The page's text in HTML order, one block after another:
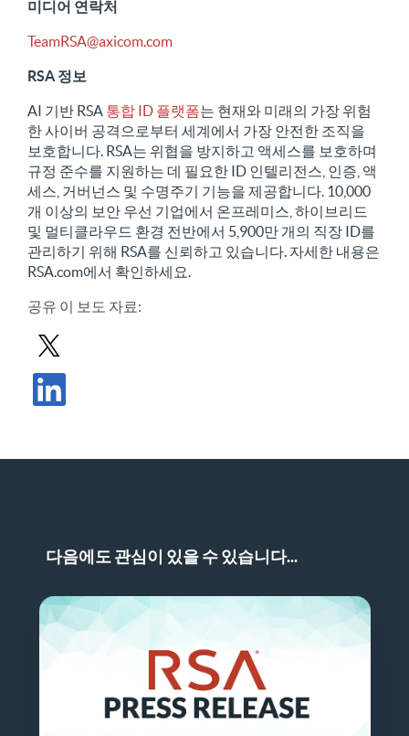
미디어 연락처
TeamRSA@axicom.com
RSA 정보
AI 기반 RSA 통합 ID 플랫폼는 현재와 미래의 가장 위험
한 사이버 공격으로부터 세계에서 가장 안전한 조직을
보호합니다. RSA는 위협을 방지하고 액세스를 보호하며
규정 준수를 지원하는 데 필요한 ID 인텔리전스, 인증, 액
세스, 거버넌스 및 수명주기 기능을 제공합니다. 10,000
개 이상의 보안 우선 기업에서 온프레미스, 하이브리드
및 멀티클라우드 환경 전반에서 5,900만 개의 직장 ID를
관리하기 위해 RSA를 신뢰하고 있습니다. 자세한 내용은
RSA.com에서 확인하세요.
공유 이 보도 자료:
X에서 보도 자료 공유
다음에도 관심이 있을 수 있습니다...